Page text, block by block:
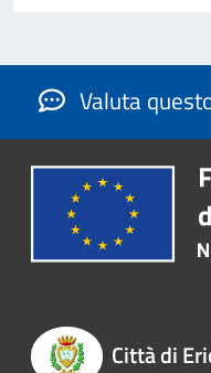
Valuta
Città di